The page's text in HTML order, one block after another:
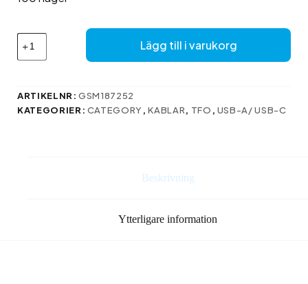
Setty
sladd
USB
USB-
1,5
Lägg till i varukorg
ARTIKELNR:GSM187252
KATEGORIER: CATEGORY ,KABLAR, TFO , USB-A/ USB-C
Beskrivning
Ytterligare information